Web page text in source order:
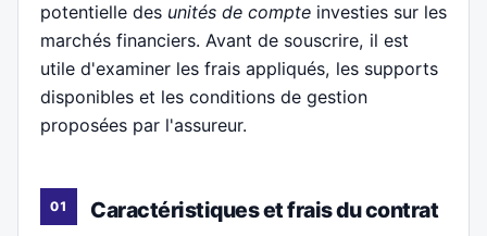
potentielle des unités de compte investies sur les
marchés financiers. Avant de souscrire, il est
utile d'examiner les frais appliqués, les supports
disponibles et les conditions de gestion
proposées par l'assureur.
Caractéristiques et frais du contrat